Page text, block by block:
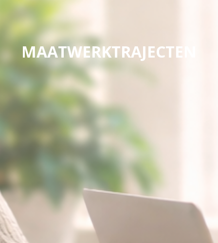
MAATWERKTRAJECTEN